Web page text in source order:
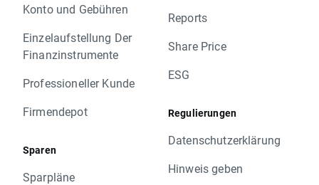
Konto und Gebühren
Einzelaufstellung Der
Finanzinstrumente
Professioneller Kunde
Firmendepot
Sparen
Sparpläne
Reports
Share Price
ESG
Regulierungen
Datenschutzerklärung
Hinweis geben